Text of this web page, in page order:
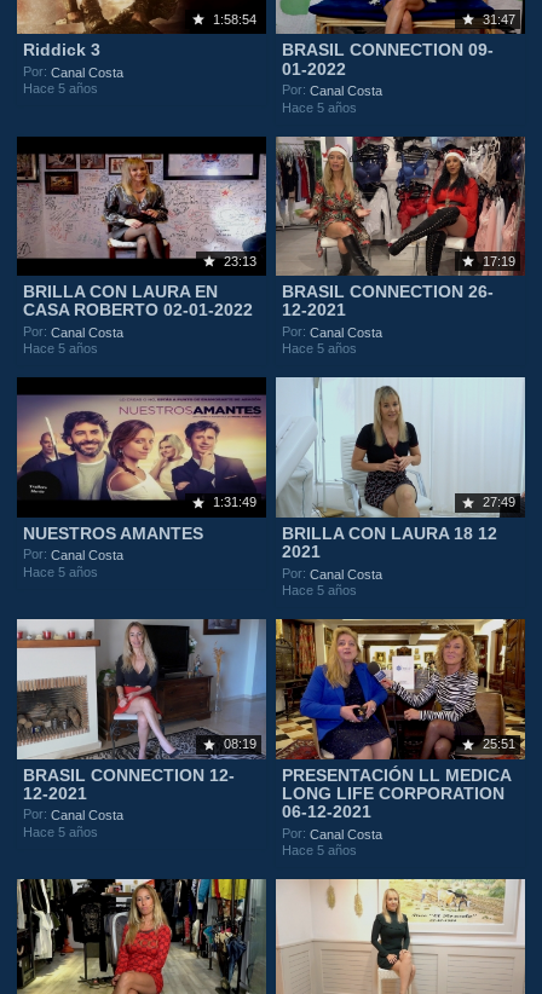
1:58:54
Riddick 3
Por:Canal Costa
Hace 5 años
31:47
BRASIL CONNECTION 09-
01-2022
Por:Canal Costa
Hace 5 años
23:13
BRILLA CON LAURA EN
CASA ROBERTO 02-01-2022
Por:Canal Costa
Hace 5 años
17:19
BRASIL CONNECTION 26-
12-2021
Por:Canal Costa
Hace 5 años
1:31:49
NUESTROS AMANTES
Por:Canal Costa
Hace 5 años
27:49
BRILLA CON LAURA 18 12
2021
Por:Canal Costa
Hace 5 años
08:19
BRASIL CONNECTION 12-
12-2021
Por:Canal Costa
Hace 5 años
25:51
PRESENTACIÓN LL MEDICA
LONG LIFE CORPORATION
06-12-2021
Por:Canal Costa
Hace 5 años